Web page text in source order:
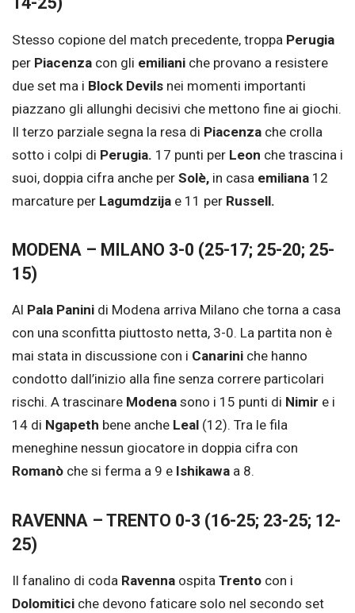
Stesso copione del match precedente, troppa Perugia
per Piacenza con gli emiliani che provano a resistere
due set ma i Block Devils nei momenti importanti
piazzano gli allunghi decisivi che mettono fine ai giochi.
Il terzo parziale segna la resa di Piacenza che crolla
sotto i colpi di Perugia. 17 punti per Leon che trascina i
suoi, doppia cifra anche per Solè, in casa emiliana 12
marcature per Lagumdzija e 11 per Russell.
MODENA – MILANO 3-0 (25-17; 25-20; 25-
15)
Al Pala Panini di Modena arriva Milano che torna a casa
con una sconfitta piuttosto netta, 3-0. La partita non è
mai stata in discussione con i Canarini che hanno
condotto dall’inizio alla fine senza correre particolari
rischi. A trascinare Modena sono i 15 punti di Nimir e i
14 di Ngapeth bene anche Leal (12). Tra le fila
meneghine nessun giocatore in doppia cifra con
Romanò che si ferma a 9 e Ishikawa a 8.
RAVENNA – TRENTO 0-3 (16-25; 23-25; 12-
25)
Il fanalino di coda Ravenna ospita Trento con i
Dolomitici che devono faticare solo nel secondo set